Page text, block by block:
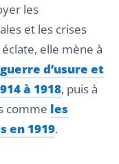
les
et les crises
elle mène à
guerre d’usure et
à 1918, puis à
comme les
en 1919.